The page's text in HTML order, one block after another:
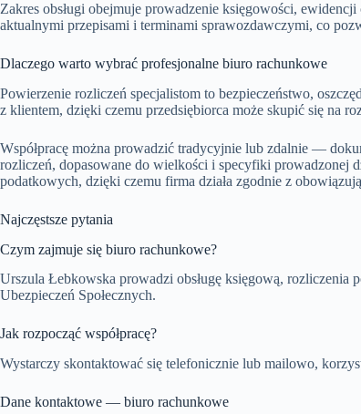
Zakres obsługi obejmuje prowadzenie księgowości,
aktualnymi przepisami i terminami sprawozdawczymi, co
Dlaczego warto wybrać profesjonalne biuro rachunkowe
Powierzenie rozliczeń specjalistom to bezpieczeństwo,
z klientem, dzięki czemu przedsiębiorca może skupić się na
Współpracę można prowadzić tradycyjnie lub zdalnie —
rozliczeń, dopasowane do wielkości i specyfiki prowadzonej
podatkowych, dzięki czemu firma działa zgodnie z
Najczęstsze pytania
Czym zajmuje się biuro rachunkowe?
Urszula Łebkowska prowadzi obsługę księgową, rozliczenia
Ubezpieczeń Społecznych.
Jak rozpocząć współpracę?
Wystarczy skontaktować się telefonicznie lub mailowo,
Dane kontaktowe — biuro rachunkowe